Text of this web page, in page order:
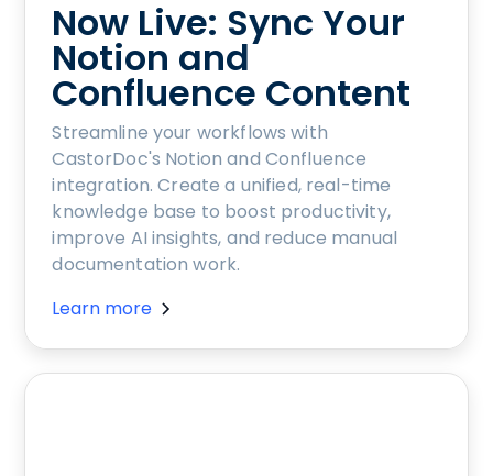
Now Live: Sync Your
Notion and
Confluence Content
Streamline your workflows with
CastorDoc's Notion and Confluence
integration. Create a unified, real-time
knowledge base to boost productivity,
improve AI insights, and reduce manual
documentation work.
Learn more